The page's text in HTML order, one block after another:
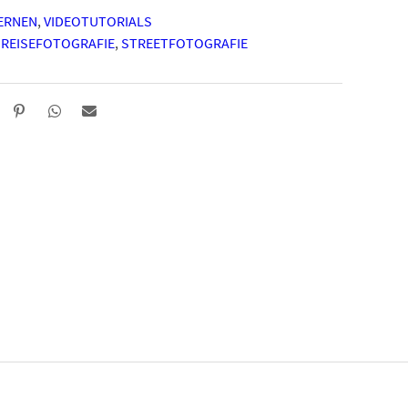
,VIDEOTUTORIALS
REISEFOTOGRAFIE,STREETFOTOGRAFIE